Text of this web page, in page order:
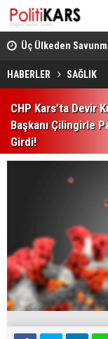
Üç Ülkeden
Mekke'de
HABERLER SAĞLIK
CHP Kars’ta Devir
Başkanı Çilingirle
Girdi!